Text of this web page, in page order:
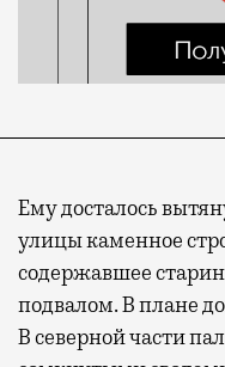
Ему досталось
улицы каменное
содержавшее
подвалом. В плане
В северной части